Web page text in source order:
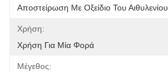
Αποστείρωση Με Οξείδιο Του Αιθυλενίου
Χρήση:
Χρήση Για Μία Φορά
Μέγεθος: